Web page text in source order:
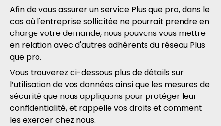
Afin de vous assurer un service Plus que pro, dans le
cas où l'entreprise sollicitée ne pourrait prendre en
charge votre demande, nous pouvons vous mettre
en relation avec d'autres adhérents du réseau Plus
que pro.
Vous trouverez ci-dessous plus de détails sur
l’utilisation de vos données ainsi que les mesures de
sécurité que nous appliquons pour protéger leur
confidentialité, et rappelle vos droits et comment
les exercer chez nous.